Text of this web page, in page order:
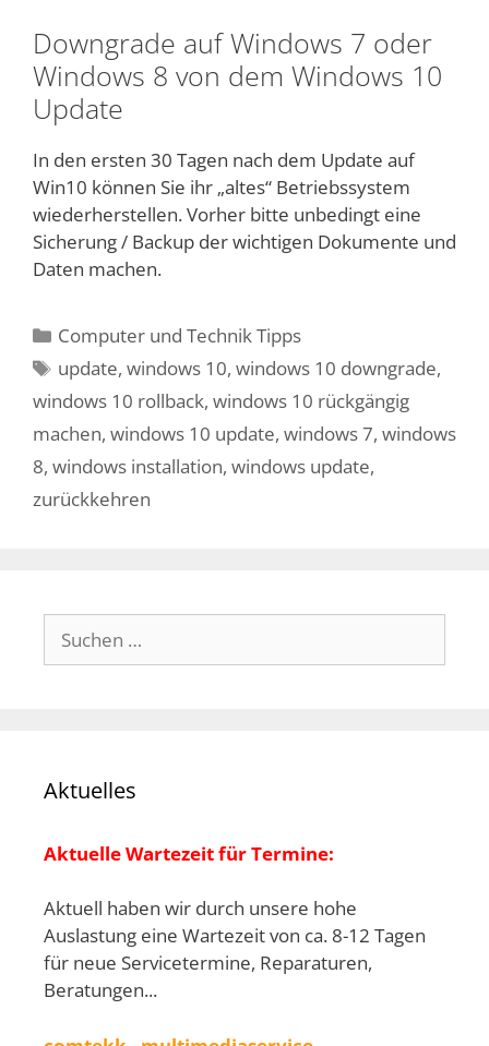
Downgrade auf Windows 7 oder
Windows 8 von dem Windows 10
Update
In den ersten 30 Tagen nach dem Update auf
Win10 können Sie ihr „altes“ Betriebssystem
wiederherstellen. Vorher bitte unbedingt eine
Sicherung / Backup der wichtigen Dokumente und
Daten machen.
Kategorien
Computer und Technik Tipps
Schlagwörter
update,windows 10,windows 10 downgrade,
windows 10 rollback, windows 10 rückgängig
machen, windows 10 update, windows 7, windows
8, windows installation, windows update,
zurückkehren
nach:
Aktuelles
Aktuelle Wartezeit für Termine:
Aktuell haben wir durch unsere hohe
Auslastung eine Wartezeit von ca. 8-12 Tagen
für neue Servicetermine, Reparaturen,
Beratungen...